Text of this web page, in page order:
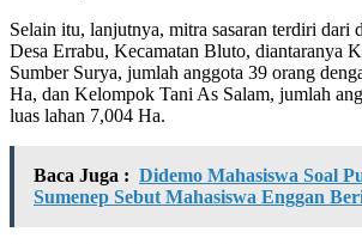
Selain itu, lanjutnya, mitra sasaran terdiri dari
Desa Errabu, Kecamatan Bluto, diantaranya
Sumber Surya, jumlah anggota 39 orang
Ha, dan Kelompok Tani As Salam, jumlah
luas lahan 7,004 Ha.
Baca Juga : Didemo Mahasiswa Soal
Sumenep Sebut Mahasiswa Enggan